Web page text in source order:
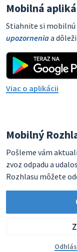
Mobilná
Stiahnite si
upozorneniaa
Viac o aplikácii
Mobilný
Pošleme vám
zvoz odpadu a
Rozhlasu môžete